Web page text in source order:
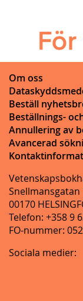
Om oss
Beställ
Beställnings-
Annullering av
Avancerad
Snellmansgatan
00170
Telefon: +358 9
FO-nummer:
Sociala medier: